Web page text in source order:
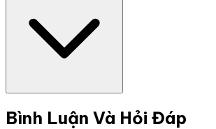
Bình Luận Và Hỏi Đáp